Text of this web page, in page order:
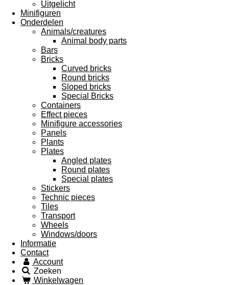
Uitgelicht
Minifiguren
Onderdelen
Animals/creatures
Animal body parts
Bars
Bricks
Curved bricks
Round bricks
Sloped bricks
Special Bricks
Containers
Effect pieces
Minifigure accessories
Panels
Plants
Plates
Angled plates
Round plates
Special plates
Stickers
Technic pieces
Tiles
Transport
Wheels
Windows/doors
Informatie
Contact
Account
Zoeken
Winkelwagen